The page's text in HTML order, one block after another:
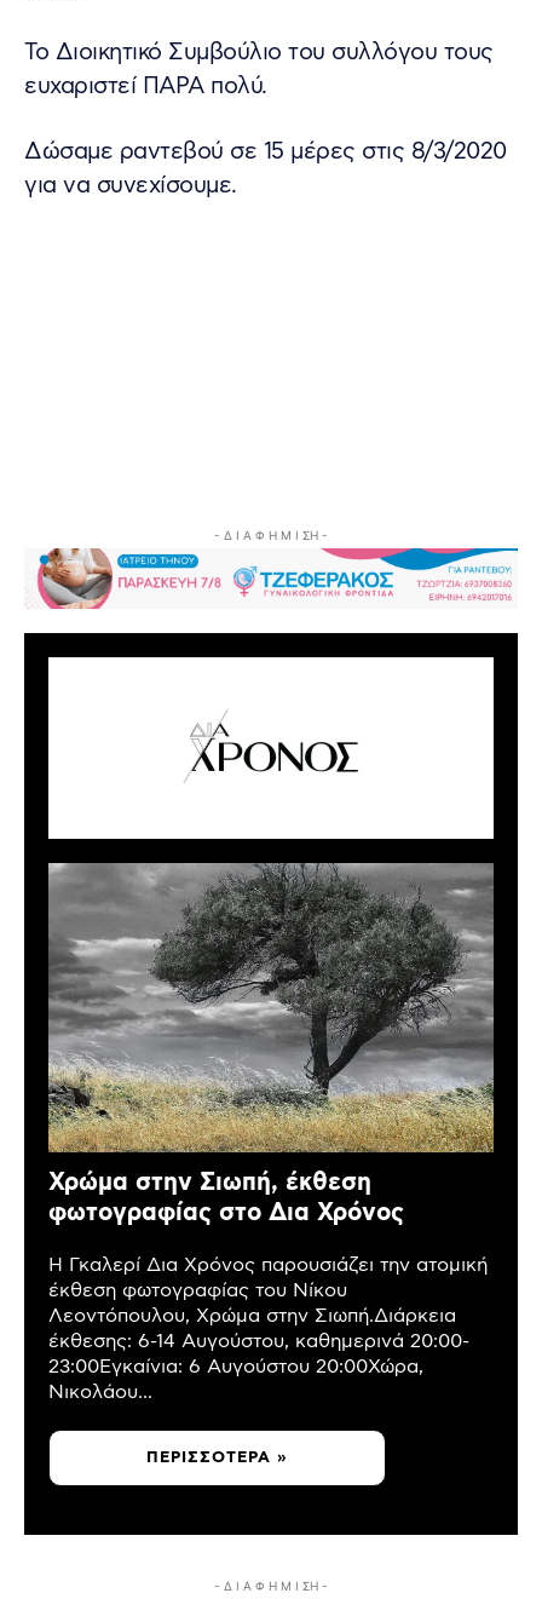
Το Διοικητικό Συμβούλιο του συλλόγου τους
ευχαριστεί ΠΑΡΑ πολύ.
Δώσαμε ραντεβού σε 15 μέρες στις 8/3/2020
για να συνεχίσουμε.
- Δ Ι Α Φ Η Μ Ι ΣΗ -
Χρώμα στην Σιωπή, έκθεση
φωτογραφίας στο Δια Χρόνος
Η Γκαλερί Δια Χρόνος παρουσιάζει την ατομική
έκθεση φωτογραφίας του Νίκου
Λεοντόπουλου, Χρώμα στην Σιωπή.Διάρκεια
έκθεσης: 6-14 Αυγούστου, καθημερινά 20:00-
23:00Εγκαίνια: 6 Αυγούστου 20:00Χώρα,
Νικολάου...
ΠΕΡΙΣΣΌΤΕΡΑ »
- Δ Ι Α Φ Η Μ Ι ΣΗ -